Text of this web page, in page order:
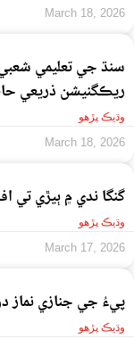
March 18, 2026
سنڌ جي تعليمي
ريڪگنيشن ذريعي
وڌيڪ پڙهو
March 18, 2026
گنگا ندي ۾ ٻيڙي تي افطاري
وڌيڪ پڙهو
March 17, 2026
پيءُ جي جنازي نماز
وڌيڪ پڙهو